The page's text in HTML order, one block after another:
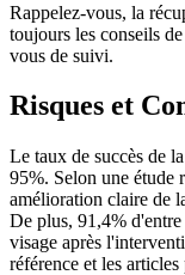
Rappelez-vous, la
toujours les conseils
vous de suivi.
Risques et
Le taux de succès de
95%. Selon une étude
amélioration claire de
De plus, 91,4%
visage après
référence et les